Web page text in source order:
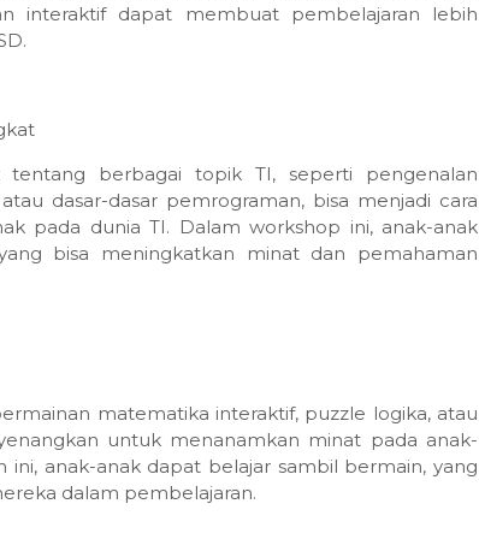
interaktif dapat membuat pembelajaran lebih
tentang berbagai topik TI, seperti pengenalan
dasar-dasar pemrograman, bisa menjadi cara
pada dunia TI. Dalam workshop ini, anak-anak
bisa meningkatkan minat dan pemahaman
matematika interaktif, puzzle logika, atau
untuk menanamkan minat pada anak-
anak-anak dapat belajar sambil bermain, yang
dalam pembelajaran.